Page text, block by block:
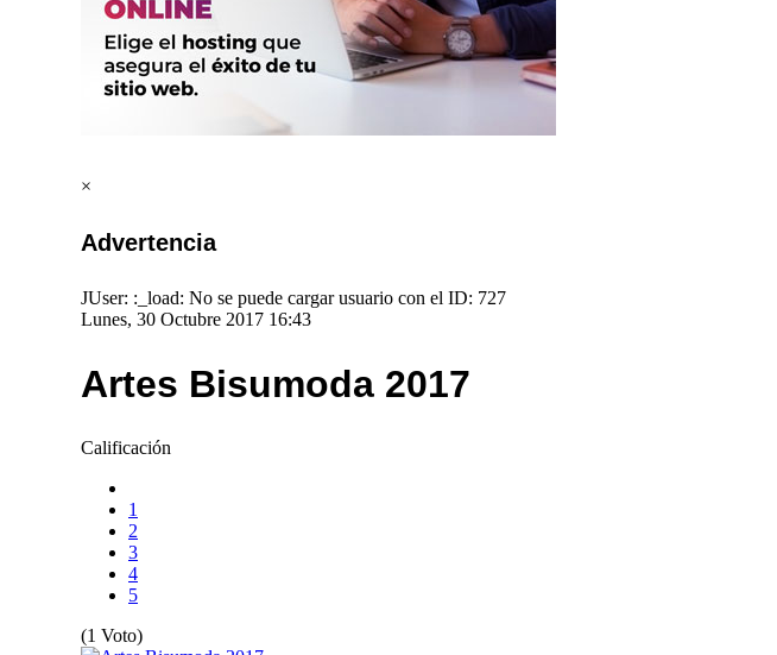
×
Advertencia
JUser: :_load: No se puede cargar usuario con el ID: 727
Lunes, 30 Octubre 2017 16:43
Artes Bisumoda 2017
Calificación
1
2
3
4
5
(1 Voto)